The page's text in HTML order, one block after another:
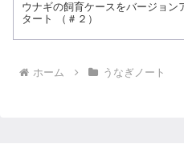
ウナギの飼育ケースをバージョン
タート （＃２）
ホーム うなぎノート